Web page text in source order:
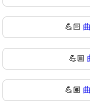
💪🏻
💪🏼
💪🏽